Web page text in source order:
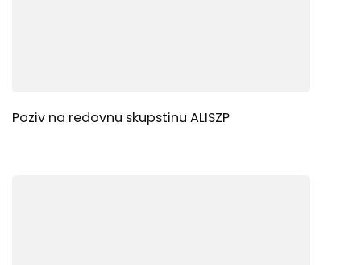
Poziv na redovnu skupstinu ALISZP